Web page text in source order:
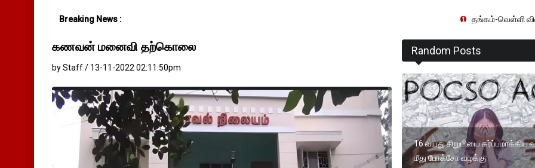
Breaking News : தங்கம்-வெள்ளி விலை
கணவன் மனைவி தற்கொலை
by Staff / 13-11-2022 02:11:50pm
Random Posts
16 வயது சிறுமியை கர்ப்பமாக்கிய
மீது போக்சோ வழக்கு